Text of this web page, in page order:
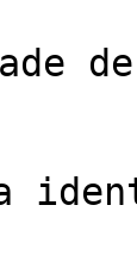
de